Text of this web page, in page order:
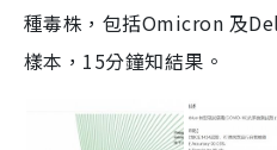
種毒株，包括Omicron 及
樣本，15分鐘知結果。